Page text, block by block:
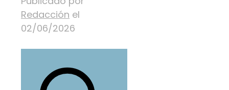
Redacción el
02/06/2026